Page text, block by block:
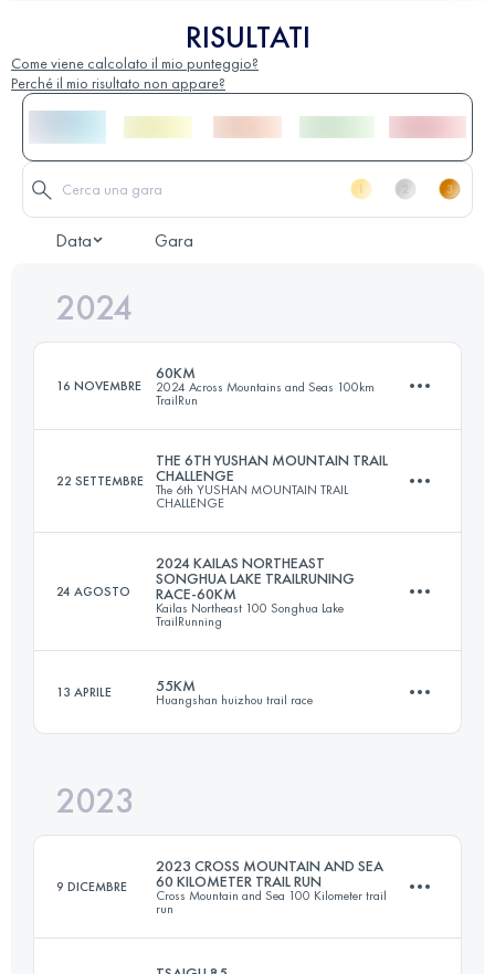
RISULTATI
Come viene calcolato il mio punteggio?
Perché il mio risultato non appare?
Data Gara
2024
16 NOVEMBRE
60KM
2024 Across Mountains and Seas 100km
TrailRun
58.2 KM2182 M+
Accedi per visualizzare l'UTMB Index
22 SETTEMBRE
THE 6TH YUSHAN MOUNTAIN TRAIL
CHALLENGE
The 6th YUSHAN MOUNTAIN TRAIL
CHALLENGE
50 KM2900 M+
24 AGOSTO
2024 KAILAS NORTHEAST
SONGHUA LAKE TRAILRUNING
RACE-60KM
Kailas Northeast 100 Songhua Lake
TrailRunning
Accedi per visualizzare l'UTMB Index
13 APRILE 55KM
Huangshan huizhou trail race
2023
9 DICEMBRE
2023 CROSS MOUNTAIN AND SEA
60 KILOMETER TRAIL RUN
Cross Mountain and Sea 100 Kilometer trail
run